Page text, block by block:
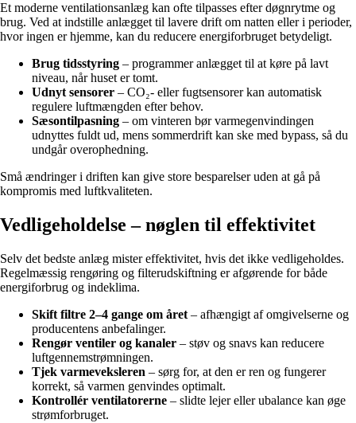
Et moderne ventilationsanlæg kan ofte tilpasses efter døgnrytme og
brug. Ved at indstille anlægget til lavere drift om natten eller i perioder,
hvor ingen er hjemme, kan du reducere energiforbruget betydeligt.
Brug tidsstyring – programmer anlægget til at køre på lavt
niveau, når huset er tomt.
Udnyt sensorer – CO₂- eller fugtsensorer kan automatisk
regulere luftmængden efter behov.
Sæsontilpasning – om vinteren bør varmegenvindingen
udnyttes fuldt ud, mens sommerdrift kan ske med bypass, så du
undgår overophedning.
Små ændringer i driften kan give store besparelser uden at gå på
kompromis med luftkvaliteten.
Vedligeholdelse – nøglen til effektivitet
Selv det bedste anlæg mister effektivitet, hvis det ikke vedligeholdes.
Regelmæssig rengøring og filterudskiftning er afgørende for både
energiforbrug og indeklima.
Skift filtre 2–4 gange om året – afhængigt af omgivelserne og
producentens anbefalinger.
Rengør ventiler og kanaler – støv og snavs kan reducere
luftgennemstrømningen.
Tjek varmeveksleren – sørg for, at den er ren og fungerer
korrekt, så varmen genvindes optimalt.
Kontrollér ventilatorerne – slidte lejer eller ubalance kan øge
strømforbruget.